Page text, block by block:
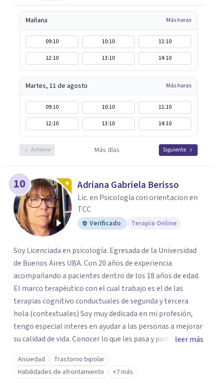
Mañana Más horas
09:10 10:10
11:10
12:10
13:10 14:10
Martes, 11 de agosto Más horas
09:10 10:10
11:10
12:10
13:10 14:10
Anterior Más días Siguiente
10 Adriana Gabriela Berisso
Lic. en Psicología con orientacion en
TCC
Verificado Terapia Online
Soy Licenciada en psicología. Egresada de la Universidad
de Buenos Aires UBA. Con 20 años de experiencia
acompañando a pacientes dentro de los 18 años de edad.
El marco terapéutico con el cual trabajo es el de las
terapias cognitivo conductuales de segunda y tercera
hola (contextuales) Soy muy dedicada en mi profesión,
tengo especial interes en ayudar a las personas a mejorar
su calidad de vida. Conocer lo que les pasa y poder trabajar
en ello brindando las herramientas necesarias. Hay
momentos en la vida por los cuales atravezamos por
estados de ansiedad, depresión o estrés, es alli donde no
leer más
Ansiedad
Trastorno bipolar
Habilidades de afrontamiento
+7 más